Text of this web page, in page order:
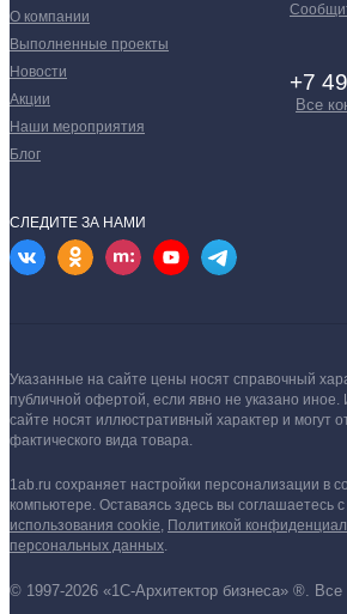
О компании
Выполненные проекты
Новости
Акции
Наши мероприятия
Блог
+7
Все
СЛЕДИТЕ ЗА НАМИ
Указанные на сайте цены носят справочный
публичной офертой, если явно не указано иное.
сайте носят иллюстративный характер и могут
фактического вида товара.
1ab.ru сохраняет настройки персонализации в
компьютере. Оставаясь здесь вы соглашаетесь с
использования cookie, Политикой
персональных данных.
© 1997-2026 «1С-Архитектор бизнеса» ®.